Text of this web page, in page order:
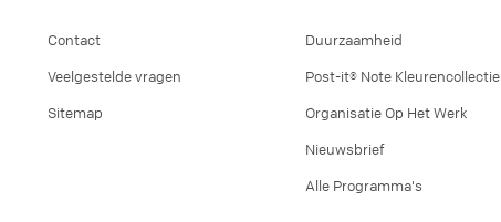
Contact
Veelgestelde vragen
Sitemap
Duurzaamheid
Post-it® Note Kleurencollectie
Organisatie Op Het Werk
Nieuwsbrief
Alle Programma's